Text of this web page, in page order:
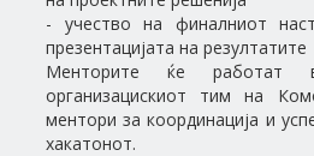
- учество на финалниот
презентацијата на резултатите
Менторите ќе работат
организацискиот тим на
ментори за координација и
хакатонот.